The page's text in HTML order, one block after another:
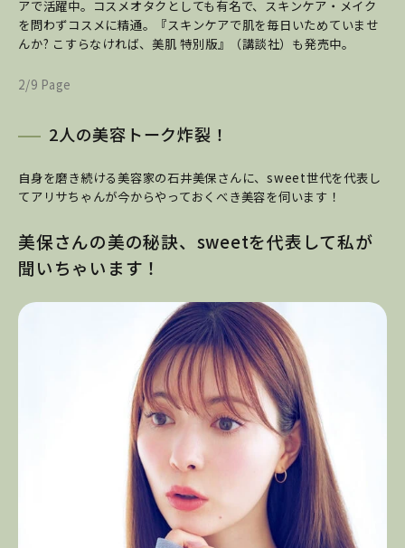
アで活躍中。コスメオタクとしても有名で、スキンケア・メイク
を問わずコスメに精通。『スキンケアで肌を毎日いためていませ
んか? こすらなければ、美肌 特別版』（講談社）も発売中。
2/9 Page
2人の美容トーク炸裂！
自身を磨き続ける美容家の石井美保さんに、sweet世代を代表し
てアリサちゃんが今からやっておくべき美容を伺います！
美保さんの美の秘訣、sweetを代表して私が
聞いちゃいます！